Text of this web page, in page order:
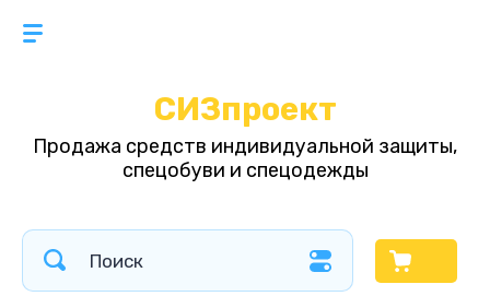
СИЗпроект
Продажа средств индивидуальной защиты,
спецобуви и спецодежды